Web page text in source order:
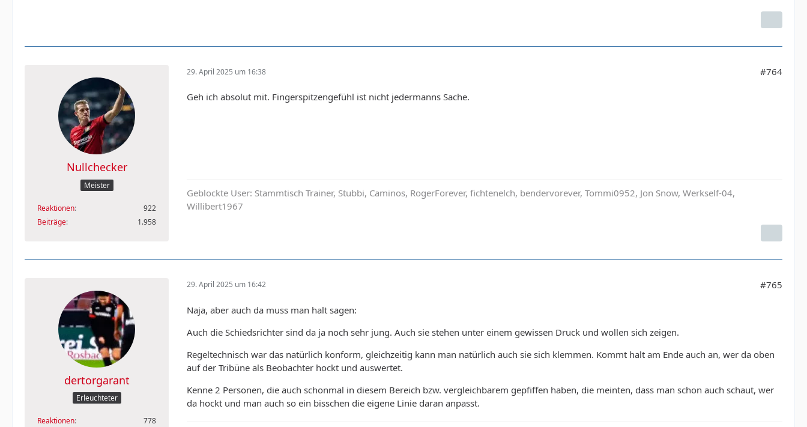
Nullchecker
Meister
Reaktionen
922
Beiträge
1.958
29. April 2025 um 16:38 #764
Geh ich absolut mit. Fingerspitzengefühl ist nicht jedermanns Sache.
Geblockte User: Stammtisch Trainer, Stubbi, Caminos, RogerForever, fichtenelch, bendervorever, Tommi0952, Jon Snow, Werkself-04,
Willibert1967
dertorgarant
Erleuchteter
Reaktionen
778
29. April 2025 um 16:42 #765
Naja, aber auch da muss man halt sagen:
Auch die Schiedsrichter sind da ja noch sehr jung. Auch sie stehen unter einem gewissen Druck und wollen sich zeigen.
Regeltechnisch war das natürlich konform, gleichzeitig kann man natürlich auch sie sich klemmen. Kommt halt am Ende auch an, wer da oben
auf der Tribüne als Beobachter hockt und auswertet.
Kenne 2 Personen, die auch schonmal in diesem Bereich bzw. vergleichbarem gepfiffen haben, die meinten, dass man schon auch schaut, wer
da hockt und man auch so ein bisschen die eigene Linie daran anpasst.